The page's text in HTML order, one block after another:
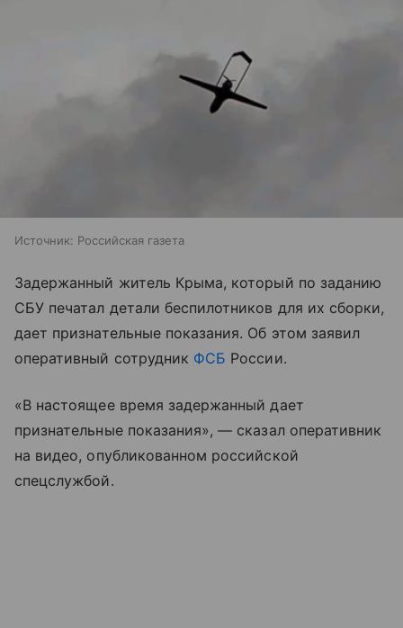
Источник: Российская газета
Задержанный житель Крыма, который по заданию
СБУ печатал детали беспилотников для их сборки,
дает признательные показания. Об этом заявил
оперативный сотрудник ФСБ России.
«В настоящее время задержанный дает
признательные показания», — сказал оперативник
на видео, опубликованном российской
спецслужбой.